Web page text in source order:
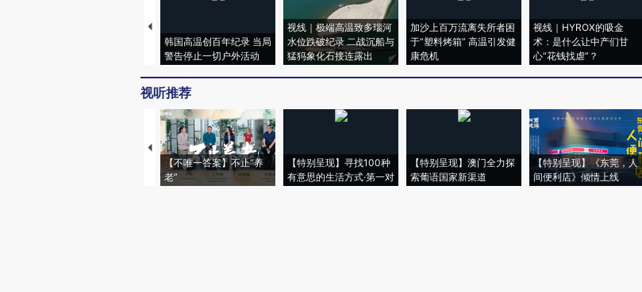
韩国高温创百年纪录 当局
警告停止一切户外活动
视线｜极端高温致多瑙河
水位跌破纪录 二战沉船与
猛犸象化石接连露出
加沙上百万流离失所者困
于“塑料烤箱” 高温引发健
康危机
视线｜HYROX的吸金
术：是什么让中产们甘
心“花钱找虐”？
视听推荐
【不唯一答案】不止“养
老”
【特别呈现】寻找100种
有意思的生活方式·第一对
【特别呈现】澳门全力探
索葡语国家新渠道
【特别呈现】《东莞，人
间便利店》倾情上线